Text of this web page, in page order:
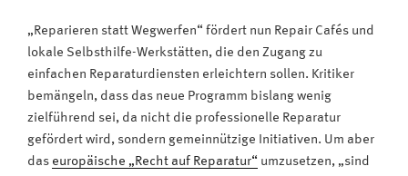
„Reparieren statt Wegwerfen“ fördert nun Repair Cafés und
lokale Selbsthilfe-Werkstätten, die den Zugang zu
einfachen Reparaturdiensten erleichtern sollen. Kritiker
bemängeln, dass das neue Programm bislang wenig
zielführend sei, da nicht die professionelle Reparatur
gefördert wird, sondern gemeinnützige Initiativen. Um aber
das europäische „Recht auf Reparatur“ umzusetzen, „sind